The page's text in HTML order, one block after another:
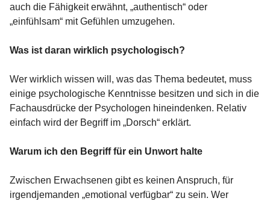
auch die Fähigkeit erwähnt, „authentisch“ oder
„einfühlsam“ mit Gefühlen umzugehen.
Was ist daran wirklich psychologisch?
Wer wirklich wissen will, was das Thema bedeutet, muss
einige psychologische Kenntnisse besitzen und sich in die
Fachausdrücke der Psychologen hineindenken. Relativ
einfach wird der Begriff im „Dorsch“ erklärt.
Warum ich den Begriff für ein Unwort halte
Zwischen Erwachsenen gibt es keinen Anspruch, für
irgendjemanden „emotional verfügbar“ zu sein. Wer